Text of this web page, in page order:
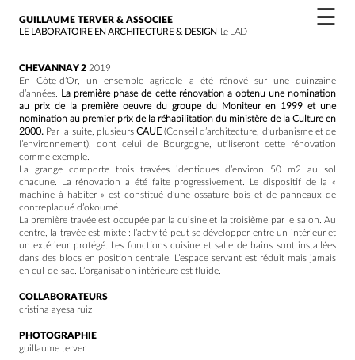
GUILLAUME TERVER & ASSOCIEE
LE LABORATOIRE EN ARCHITECTURE & DESIGN Le LAD
☰
CHEVANNAY 2 2019
En Côte-d’Or, un ensemble agricole a été rénové sur une quinzaine
d’années.
La première phase de cette rénovation a obtenu une nomination
au prix de la première oeuvre du groupe du Moniteur en 1999 et une
nomination au premier prix de la réhabilitation du ministère de la Culture en
2000. Par la suite, plusieursCAUE(Conseil d’architecture, d’urbanisme et de
l’environnement), dont celui de Bourgogne, utiliseront cette rénovation
comme exemple.
La grange comporte trois travées identiques d’environ 50 m2au sol
chacune. La rénovation a été faite progressivement. Le dispositif de la «
machine à habiter » est constitué d’une ossature bois et de panneaux de
contreplaqué d’okoumé.
La première travée est occupée par la cuisine et la troisième par le salon. Au
centre, la travée est mixte : l’activité peut se développer entre un intérieur et
un extérieur protégé. Les fonctions cuisine et salle de bains sont installées
dans des blocs en position centrale. L’espace servant est réduit mais jamais
en cul-de-sac. L’organisation intérieure est fluide.
COLLABORATEURS
cristina ayesa ruiz
PHOTOGRAPHIE
guillaume terver